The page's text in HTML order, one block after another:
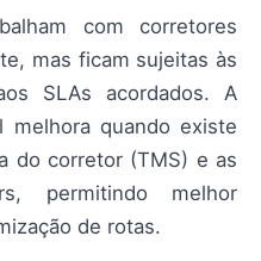
com corretores
mas ficam sujeitas às
SLAs acordados. A
melhora quando existe
do corretor (TMS) e as
permitindo melhor
de rotas.